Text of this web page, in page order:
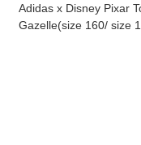
Adidas x Disney Pixar
Gazelle(size 160/ size